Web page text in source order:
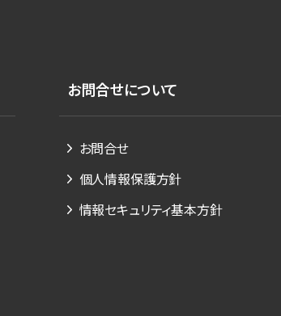
お問合せについて
お問合せ
個人情報保護方針
情報セキュリティ基本方針